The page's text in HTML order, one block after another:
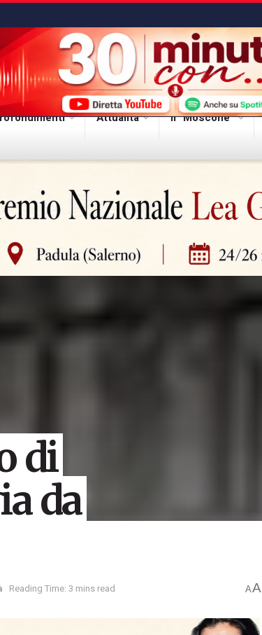
Attualità Il “Moscone”
di
da
Reading Time: 3 mins read AA